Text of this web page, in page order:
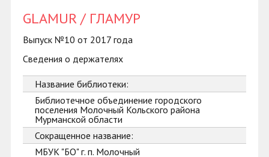
GLAMUR / ГЛАМУР
Выпуск №10 от 2017 года
Сведения о держателях
Название библиотеки:
Библиотечное объединение городского
поселения Молочный Кольского района
Мурманской области
Сокращенное название:
МБУК "БО" г. п. Молочный